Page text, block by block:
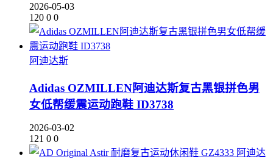
2026-05-03
120 0 0
阿迪达斯
Adidas OZMILLEN阿迪达斯复古黑银拼色男
女低帮缓震运动跑鞋 ID3738
2026-03-02
121 0 0
阿迪达